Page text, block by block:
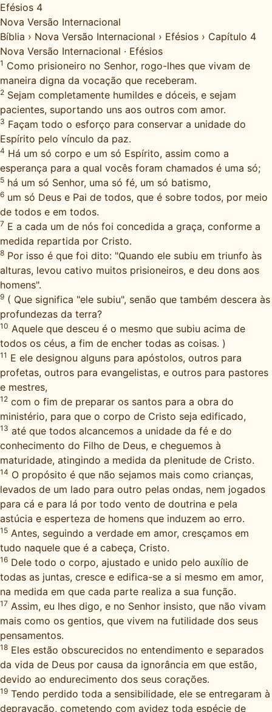
Efésios 4
Nova Versão Internacional
Bíblia › Nova Versão Internacional › Efésios › Capítulo 4
Nova Versão Internacional · Efésios
1 Como prisioneiro no Senhor, rogo-lhes que vivam de
maneira digna da vocação que receberam.
2 Sejam completamente humildes e dóceis, e sejam
pacientes, suportando uns aos outros com amor.
3 Façam todo o esforço para conservar a unidade do
Espírito pelo vínculo da paz.
4 Há um só corpo e um só Espírito, assim como a
esperança para a qual vocês foram chamados é uma só;
5 há um só Senhor, uma só fé, um só batismo,
6 um só Deus e Pai de todos, que é sobre todos, por meio
de todos e em todos.
7 E a cada um de nós foi concedida a graça, conforme a
medida repartida por Cristo.
8 Por isso é que foi dito: "Quando ele subiu em triunfo às
alturas, levou cativo muitos prisioneiros, e deu dons aos
homens".
9 ( Que significa "ele subiu", senão que também descera às
profundezas da terra?
10 Aquele que desceu é o mesmo que subiu acima de
todos os céus, a fim de encher todas as coisas. )
11 E ele designou alguns para apóstolos, outros para
profetas, outros para evangelistas, e outros para pastores
e mestres,
12 com o fim de preparar os santos para a obra do
ministério, para que o corpo de Cristo seja edificado,
13 até que todos alcancemos a unidade da fé e do
conhecimento do Filho de Deus, e cheguemos à
maturidade, atingindo a medida da plenitude de Cristo.
14 O propósito é que não sejamos mais como crianças,
levados de um lado para outro pelas ondas, nem jogados
para cá e para lá por todo vento de doutrina e pela
astúcia e esperteza de homens que induzem ao erro.
15 Antes, seguindo a verdade em amor, cresçamos em
tudo naquele que é a cabeça, Cristo.
16 Dele todo o corpo, ajustado e unido pelo auxílio de
todas as juntas, cresce e edifica-se a si mesmo em amor,
na medida em que cada parte realiza a sua função.
17 Assim, eu lhes digo, e no Senhor insisto, que não vivam
mais como os gentios, que vivem na futilidade dos seus
pensamentos.
18 Eles estão obscurecidos no entendimento e separados
da vida de Deus por causa da ignorância em que estão,
devido ao endurecimento dos seus corações.
19 Tendo perdido toda a sensibilidade, ele se entregaram à
depravação, cometendo com avidez toda espécie de